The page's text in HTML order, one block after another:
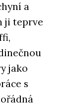
a
ji teprve
jako
s